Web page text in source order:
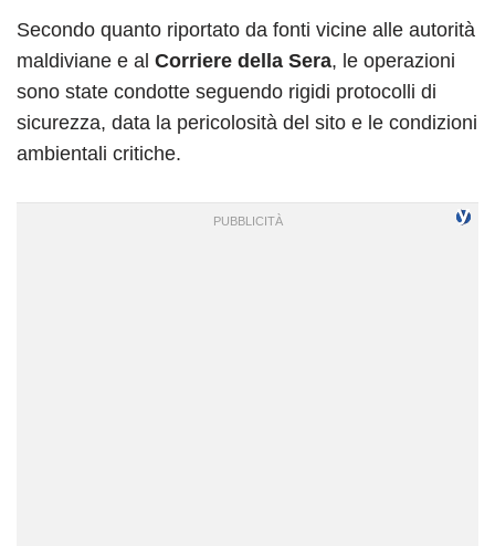
Secondo quanto riportato da fonti vicine alle autorità
maldiviane e al Corriere della Sera, le operazioni
sono state condotte seguendo rigidi protocolli di
sicurezza, data la pericolosità del sito e le condizioni
ambientali critiche.